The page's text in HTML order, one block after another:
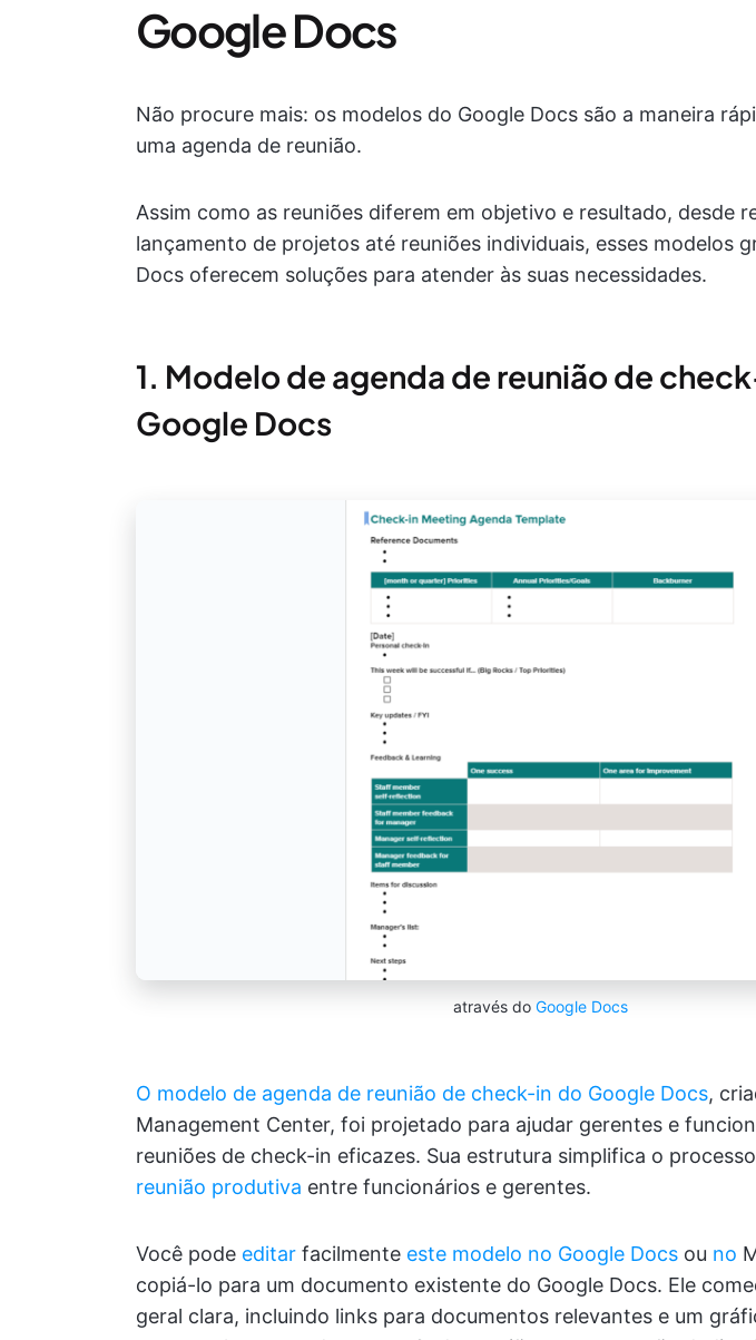
Google Docs
Não procure mais: os modelos do Google Docs são a maneira
uma agenda de reunião.
Assim como as reuniões diferem em objetivo e resultado, desde
lançamento de projetos até reuniões individuais, esses modelos
Docs oferecem soluções para atender às suas necessidades.
1. Modelo de agenda de reunião de
Google Docs
através do Google Docs
O modelo de agenda de reunião de check-in do Google Docs,
Management Center, foi projetado para ajudar gerentes e
reuniões de check-in eficazes. Sua estrutura simplifica o
reunião produtiva entre funcionários e gerentes.
Você pode editar facilmente este modelo no Google Docs ou no
copiá-lo para um documento existente do Google Docs. Ele
geral clara, incluindo links para documentos relevantes e um